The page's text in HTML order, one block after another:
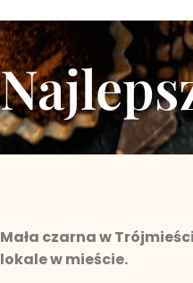
Mała czarna w
lokale w mieście.